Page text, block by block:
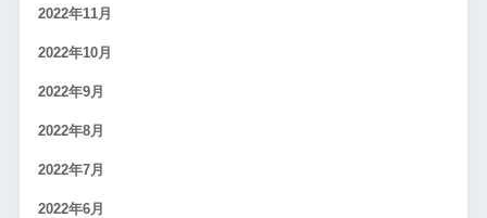
2022年11月
2022年10月
2022年9月
2022年8月
2022年7月
2022年6月